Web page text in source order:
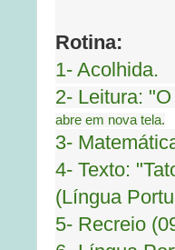
Rotina:
1- Acolhida.
2- Leitura:
abre em nova tela.
3-
4- Texto:
(Língua
5- Recreio